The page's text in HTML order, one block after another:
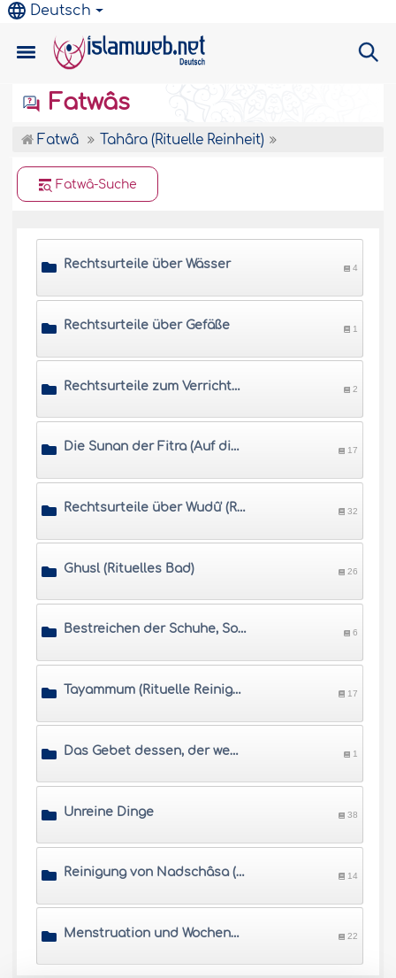
Deutsch
Fatwâs
Fatwâ Tahâra (Rituelle Reinheit)
Fatwâ-Suche
Rechtsurteile über Wässer 4
Rechtsurteile über Gefäße 1
Rechtsurteile zum Verrichten der Notdurft 2
Die Sunan der Fitra (Auf die natürliche Veranlagung bezogene Handlungen) 17
Rechtsurteile über Wudû' (Rituelle Waschung) 32
Ghusl (Rituelles Bad) 26
Bestreichen der Schuhe, Socken und Schienen 6
Tayammum (Rituelle Reinigung ohne Wasser) 17
Das Gebet dessen, der weder Wudu noch Tayammum vornehmen kann 1
Unreine Dinge 38
Reinigung von Nadschâsa (Unreinheit) 14
Menstruation und Wochenbett 22